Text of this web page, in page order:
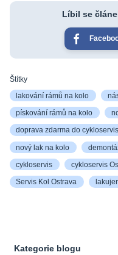
Kategorie blogu
Líbil se
Štítky
lakování rámů na kolo
pískování rámů na kolo
doprava zdarma do
nový lak na kolo
cykloservis cykloservis
Servis Kol Ostrava